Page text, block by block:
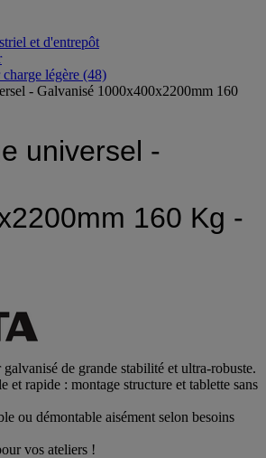
et d'entrepôt
légère (48)
- Galvanisé 1000x400x2200mm 160
universel -
160 Kg -
de grande stabilité et ultra-robuste.
et rapide : montage structure et tablette sans
ou démontable aisément selon besoins
vos ateliers !